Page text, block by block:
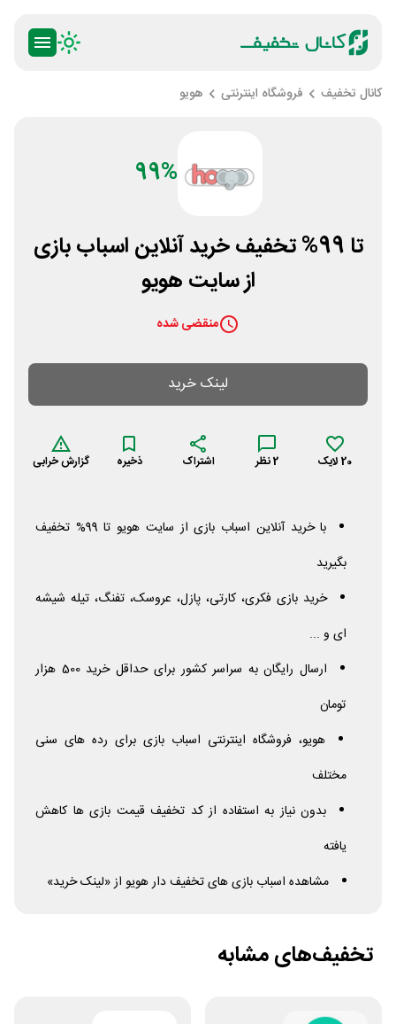
کانال تخفیف فروشگاه اینترنتی هویو
99%
تا 99% تخفیف خرید آنلاین اسباب بازی
از سایت هویو
منقضی شده
لینک خرید
20لایک 2نظر اشتراک ذخیره گزارش خرابی
با خرید آنلاین اسباب بازی از سایت هویو تا 99% تخفیف
بگیرید
خرید بازی فکری، کارتی، پازل، عروسک، تفنگ، تیله شیشه
ای و ...
ارسال رایگان به سراسر کشور برای حداقل خرید 500 هزار
تومان
هویو، فروشگاه اینترنتی اسباب بازی برای رده های سنی
مختلف
بدون نیاز به استفاده از کد تخفیف قیمت بازی ها کاهش
یافته
مشاهده اسباب بازی های تخفیف دار هویو از «لینک خرید»
تخفیف‌های مشابه